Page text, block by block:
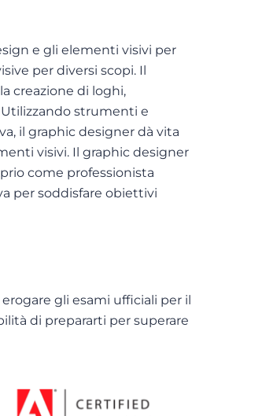
e gli elementi visivi per
per diversi scopi. Il
creazione di loghi,
strumenti e
il graphic designer dà vita
visivi. Il graphic designer
come professionista
per soddisfare obiettivi
erogare gli esami ufficiali per il
di prepararti per superare